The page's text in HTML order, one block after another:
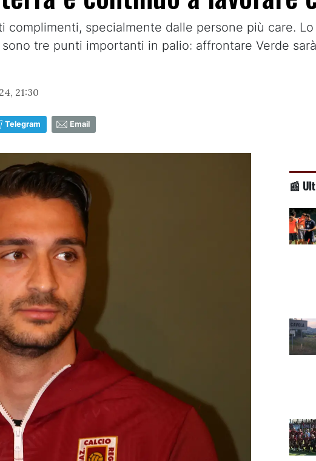
complimenti, specialmente dalle persone più care.
tre punti importanti in palio: affrontare Verde
21:30
Telegram Email
📰